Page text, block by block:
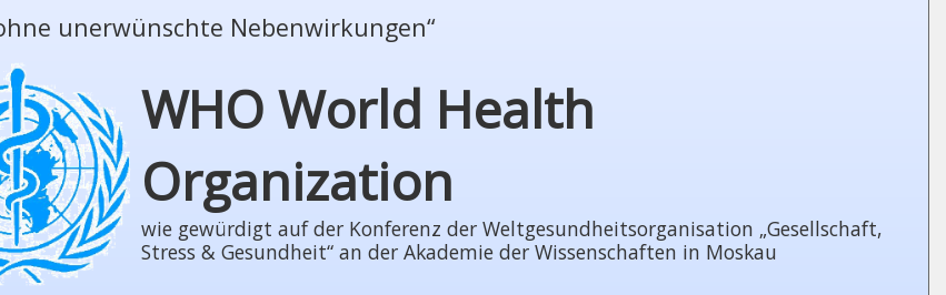
unerwünschte Nebenwirkungen“
WHO World Health
Organization
wie gewürdigt auf der Konferenz der Welt­ge­sund­heits­or­ga­ni­sa­tion „Gesellschaft,
Stress & Gesundheit“ an der Akademie der Wissenschaften in Moskau